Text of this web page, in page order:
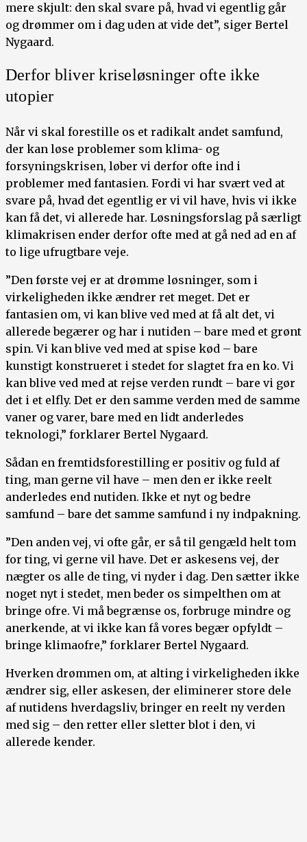
mere skjult: den skal svare på, hvad vi egentlig går
og drømmer om i dag uden at vide det”, siger Bertel
Nygaard.
Derfor bliver kriseløsninger ofte ikke
utopier
Når vi skal forestille os et radikalt andet samfund,
der kan løse problemer som klima- og
forsyningskrisen, løber vi derfor ofte ind i
problemer med fantasien. Fordi vi har svært ved at
svare på, hvad det egentlig er vi vil have, hvis vi ikke
kan få det, vi allerede har. Løsningsforslag på særligt
klimakrisen ender derfor ofte med at gå ned ad en af
to lige ufrugtbare veje.
”Den første vej er at drømme løsninger, som i
virkeligheden ikke ændrer ret meget. Det er
fantasien om, vi kan blive ved med at få alt det, vi
allerede begærer og har i nutiden – bare med et grønt
spin. Vi kan blive ved med at spise kød – bare
kunstigt konstrueret i stedet for slagtet fra en ko. Vi
kan blive ved med at rejse verden rundt – bare vi gør
det i et elfly. Det er den samme verden med de samme
vaner og varer, bare med en lidt anderledes
teknologi,” forklarer Bertel Nygaard.
Sådan en fremtidsforestilling er positiv og fuld af
ting, man gerne vil have – men den er ikke reelt
anderledes end nutiden. Ikke et nyt og bedre
samfund – bare det samme samfund i ny indpakning.
”Den anden vej, vi ofte går, er så til gengæld helt tom
for ting, vi gerne vil have. Det er askesens vej, der
nægter os alle de ting, vi nyder i dag. Den sætter ikke
noget nyt i stedet, men beder os simpelthen om at
bringe ofre. Vi må begrænse os, forbruge mindre og
anerkende, at vi ikke kan få vores begær opfyldt –
bringe klimaofre,” forklarer Bertel Nygaard.
Hverken drømmen om, at alting i virkeligheden ikke
ændrer sig, eller askesen, der eliminerer store dele
af nutidens hverdagsliv, bringer en reelt ny verden
med sig – den retter eller sletter blot i den, vi
allerede kender.